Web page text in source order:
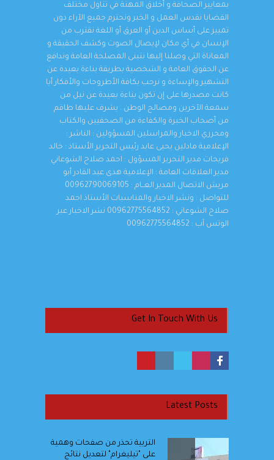
بمعايير الصحافة و أخلاق المهنة في تناول مختلف
القضايا نقدس العمل و الخبر ونحترم جميع الآراء دون
تمييز على أساس الدين أو العرق أو اللغة نقترب من
الإنسان في أي مكان لإيصال الصوت وكشف الحقيقة و
المعاناة التي وصلنا إليها نتبنى المصلحة العامة وندافع
عن الحقوق العامة و الشخصية بطريقة بناءة بعيدة عن
التشهير والإساءة و نرحب بكافة الأطروحات والأفكار أيا
كانت مصدرها على إن تكون بناءة بعيدة عن نيل من
سمعة الآخرين ومصالح الوطن . يشرف عليها طاقم
من أصحاب الخبرة والكفاءة من الصحفيين والكتاب
ومحرري الاخبار والمراسلين المسؤولين : الناشر :
الإعلامية مادلين يحيى عابد رئيس التحرير الأستاذ : خالد
فريحات مدير التحرير المسؤول : احمد صلاح الشوعاني
مدير العلاقات العامة : الإعلامية هدى عبد القادر أبو
مريش الاتصال المدير العــام : 00962790069105
للتواصل : ونشر الاخبار والمناسبات الأستاذ احمد
صلاح الشوعاني : 00962775564852 نشر الاخبار عبر
الوتس آب : 00962775564852
Get In Touch With Us
Latest Posts
التربية تحذر من صفحات وهمية
على "تيليغرام" لتعديل نتائج